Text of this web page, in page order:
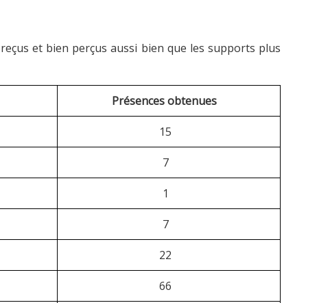
et bien perçus aussi bien que les supports plus
Présences obtenues
15
7
1
7
22
66